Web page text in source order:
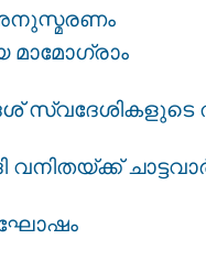
സ്വദേശികളുടെ
വനിതയ്ക്ക്‌